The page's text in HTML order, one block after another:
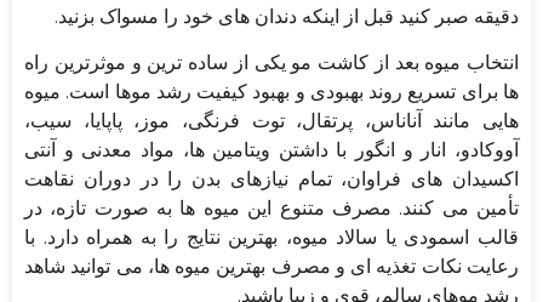
دقیقه صبر کنید قبل از اینکه دندان های خود را مسواک بزنید.
انتخاب میوه بعد از کاشت مو یکی از ساده ترین و موثرترین راه
ها برای تسریع روند بهبودی و بهبود کیفیت رشد موها است. میوه
هایی مانند آناناس، پرتقال، توت فرنگی، موز، پاپایا، سیب،
آووکادو، انار و انگور با داشتن ویتامین ها، مواد معدنی و آنتی
اکسیدان های فراوان، تمام نیازهای بدن را در دوران نقاهت
تأمین می کنند. مصرف متنوع این میوه ها به صورت تازه، در
قالب اسمودی یا سالاد میوه، بهترین نتایج را به همراه دارد. با
رعایت نکات تغذیه ای و مصرف بهترین میوه ها، می توانید شاهد
رشد موهای سالم، قوی و زیبا باشید.